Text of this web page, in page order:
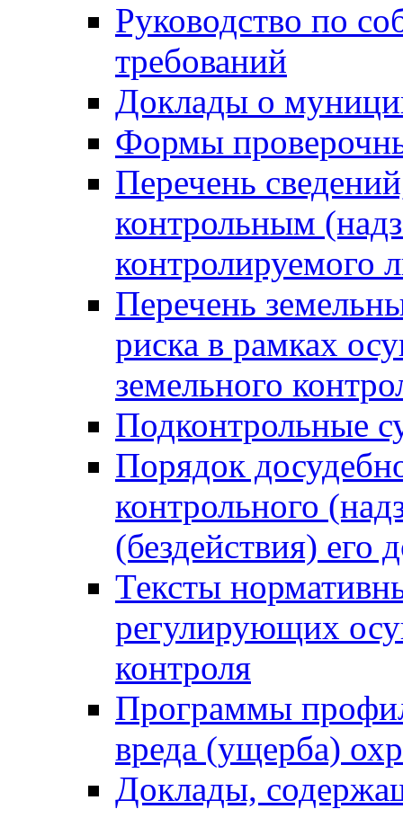
Руководство по
требований
Доклады о
Формы
Перечень
контрольным
контролируемого
Перечень
риска в рамках
земельного
Подконтрольные
Порядок
контрольного
(бездействия)
Тексты
регулирующих
контроля
Программы
вреда (ущерба)
Доклады,